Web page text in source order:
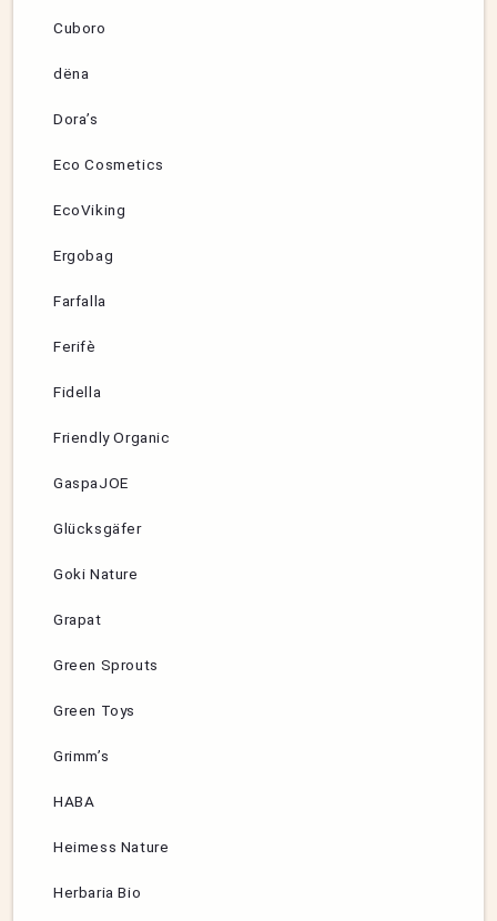
Cuboro
dëna
Dora’s
Eco Cosmetics
EcoViking
Ergobag
Farfalla
Ferifè
Fidella
Friendly Organic
GaspaJOE
Glücksgäfer
Goki Nature
Grapat
Green Sprouts
Green Toys
Grimm’s
HABA
Heimess Nature
Herbaria Bio